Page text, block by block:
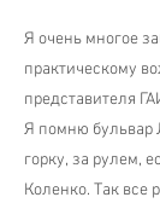
Я очень многое
практическому
представителя
Я помню бульвар
горку, за рулем,
Коленко. Так все